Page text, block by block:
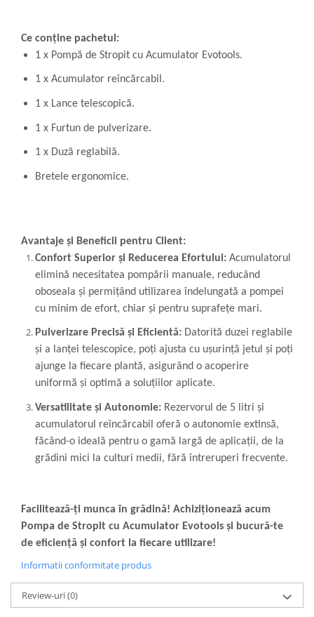
Ce conține pachetul:
1 x Pompă de Stropit cu Acumulator Evotools.
1 x Acumulator reîncărcabil.
1 x Lance telescopică.
1 x Furtun de pulverizare.
1 x Duză reglabilă.
Bretele ergonomice.
Avantaje și Beneficii pentru Client:
Confort Superior și Reducerea Efortului: Acumulatorul
elimină necesitatea pompării manuale, reducând
oboseala și permițând utilizarea îndelungată a pompei
cu minim de efort, chiar și pentru suprafețe mari.
Pulverizare Precisă și Eficientă: Datorită duzei reglabile
și a lanței telescopice, poți ajusta cu ușurință jetul și poți
ajunge la fiecare plantă, asigurând o acoperire
uniformă și optimă a soluțiilor aplicate.
Versatilitate și Autonomie: Rezervorul de 5 litri și
acumulatorul reîncărcabil oferă o autonomie extinsă,
făcând-o ideală pentru o gamă largă de aplicații, de la
grădini mici la culturi medii, fără întreruperi frecvente.
Facilitează-ți munca în grădină! Achiziționează acum
Pompa de Stropit cu Acumulator Evotools și bucură-te
de eficiență și confort la fiecare utilizare!
Informatii conformitate produs
Review-uri(0)